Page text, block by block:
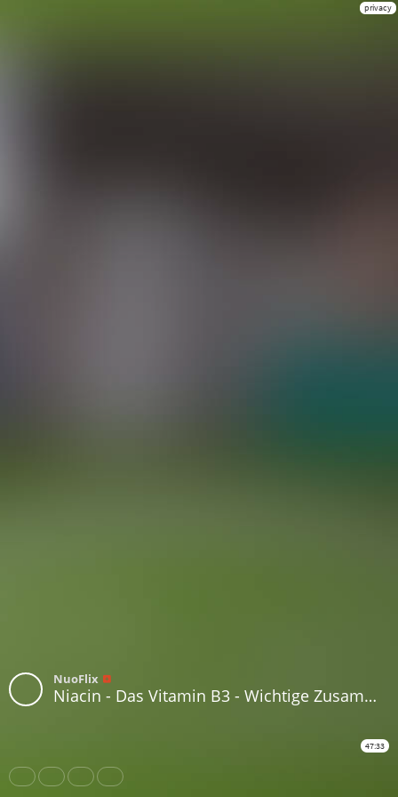
privacy
NuoFlix
Niacin - Das Vitamin B3 - Wichtige Zusammenhänge und Formen - Dr. Bruno Kugel
47:33
Share Like